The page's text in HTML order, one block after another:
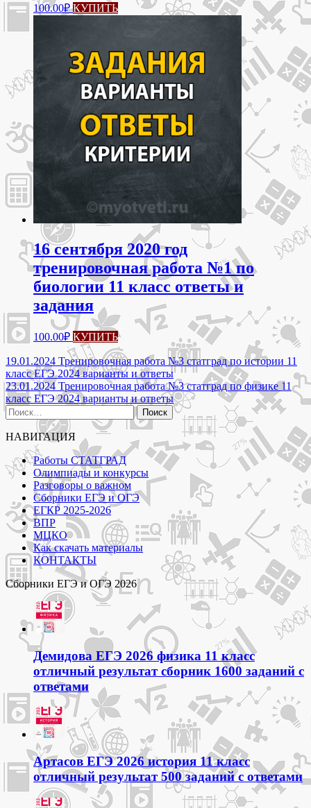
100.00₽ КУПИТЬ
16 сентября 2020 год
тренировочная работа №1 по
биологии 11 класс ответы и
задания
100.00₽ КУПИТЬ
Навигация
по
записям
19.01.2024 Тренировочная работа №3 статград по истории 11
класс ЕГЭ 2024 варианты и ответы
23.01.2024 Тренировочная работа №3 статград по физике 11
класс ЕГЭ 2024 варианты и ответы
Найти:
НАВИГАЦИЯ
Работы СТАТГРАД
Олимпиады и конкурсы
Разговоры о важном
Сборники ЕГЭ и ОГЭ
ЕГКР 2025-2026
ВПР
МЦКО
Как скачать материалы
КОНТАКТЫ
Сборники ЕГЭ и ОГЭ 2026
Демидова ЕГЭ 2026 физика 11 класс
отличный результат сборник 1600 заданий с
ответами
Артасов ЕГЭ 2026 история 11 класс
отличный результат 500 заданий с ответами